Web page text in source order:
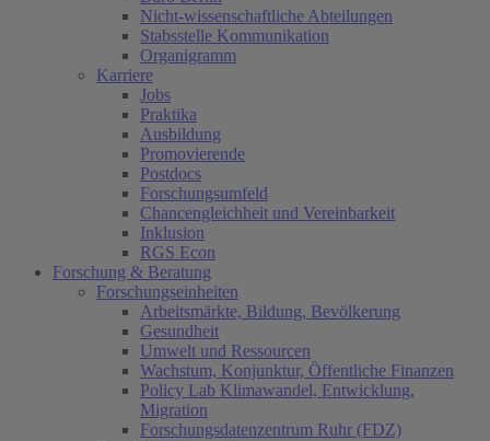
Nicht-wissenschaftliche Abteilungen
Stabsstelle Kommunikation
Organigramm
Karriere
Jobs
Praktika
Ausbildung
Promovierende
Postdocs
Forschungsumfeld
Chancengleichheit und Vereinbarkeit
Inklusion
RGS Econ
Forschung & Beratung
Forschungseinheiten
Arbeitsmärkte, Bildung, Bevölkerung
Gesundheit
Umwelt und Ressourcen
Wachstum, Konjunktur, Öffentliche Finanzen
Policy Lab Klimawandel, Entwicklung,
Migration
Forschungsdatenzentrum Ruhr (FDZ)